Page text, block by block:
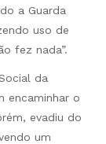
a Guarda
uso de
fez nada”.
da
encaminhar o
evadiu do
um